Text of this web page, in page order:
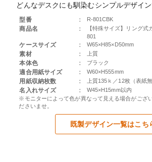
どんなデスクにも馴染むシンプルデザイン
型番 ： R-801CBK
商品名 ：
【特殊サイズ】リング式
801
ケースサイズ ： W65×H85×D50mm
素材 ： 上質
本体色 ： ブラック
適合用紙サイズ ： W60×H555mm
用紙収納枚数 ： 上質135ｋ／12枚（表紙無
名入れサイズ ：
W45×H15mm以内
※モニターによって色が異なって見える場合がござ
ださいませ。
既製デザイン一覧はこち